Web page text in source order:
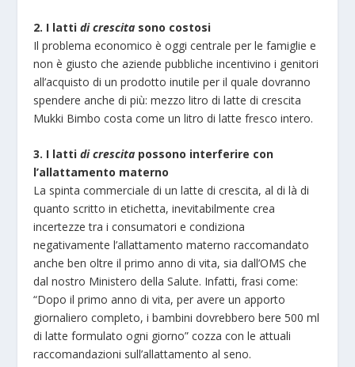
2. I lattidi crescita sono costosi
Il problema economico è oggi centrale per le famiglie e
non è giusto che aziende pubbliche incentivino i genitori
all’acquisto di un prodotto inutile per il quale dovranno
spendere anche di più: mezzo litro di latte di crescita
Mukki Bimbo costa come un litro di latte fresco intero.
3. I lattidi crescita possono interferire con
l’allattamento materno
La spinta commerciale di un latte di crescita, al di là di
quanto scritto in etichetta, inevitabilmente crea
incertezze tra i consumatori e condiziona
negativamente l’allattamento materno raccomandato
anche ben oltre il primo anno di vita, sia dall’OMS che
dal nostro Ministero della Salute. Infatti, frasi come:
“Dopo il primo anno di vita, per avere un apporto
giornaliero completo, i bambini dovrebbero bere 500 ml
di latte formulato ogni giorno” cozza con le attuali
raccomandazioni sull’allattamento al seno.